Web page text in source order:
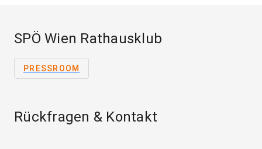
SPÖ Wien Rathausklub
PRESSROOM
Rückfragen & Kontakt